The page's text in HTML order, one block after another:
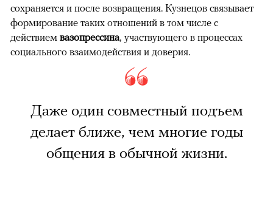
сохраняется и после возвращения. Кузнецов связывает
формирование таких отношений в том числе с
действием вазопрессина, участвующего в процессах
социального взаимодействия и доверия.
Даже один совместный подъем
делает ближе, чем многие годы
общения в обычной жизни.